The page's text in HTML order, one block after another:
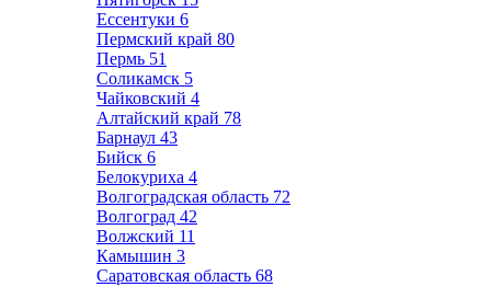
Ессентуки 6
Пермский край 80
Пермь 51
Соликамск 5
Чайковский 4
Алтайский край 78
Барнаул 43
Бийск 6
Белокуриха 4
Волгоградская область 72
Волгоград 42
Волжский 11
Камышин 3
Саратовская область 68